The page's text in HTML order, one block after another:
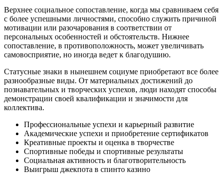
Верхнее социальное сопоставление, когда мы сравниваем себя
с более успешными личностями, способно служить причиной
мотивации или разочарования в соответствии от
персональных особенностей и обстоятельств. Нижнее
сопоставление, в противоположность, может увеличивать
самовосприятие, но иногда ведет к благодушию.
Статусные знаки в нынешнем социуме приобретают все более
разнообразные виды. От материальных достижений до
познавательных и творческих успехов, люди находят способы
демонстрации своей квалификации и значимости для
коллектива.
Профессиональные успехи и карьерный развитие
Академические успехи и приобретение сертификатов
Креативные проекты и оценка в творчестве
Спортивные победы и спортивные результаты
Социальная активность и благотворительность
Выигрыш джекпота в спинто казино